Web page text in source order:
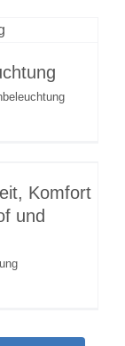
Komfort
und